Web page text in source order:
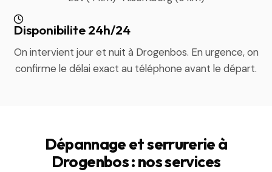
Disponibilite 24h/24
On intervient jour et nuit à Drogenbos. En urgence, on
confirme le délai exact au téléphone avant le départ.
Dépannage et serrurerie à
Drogenbos : nos services